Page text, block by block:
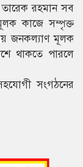
তারেক রহমান সব
কাজে সম্পৃক্ত
জনকল্যাণ মূলক
থাকতে পারলে
সংগঠনের